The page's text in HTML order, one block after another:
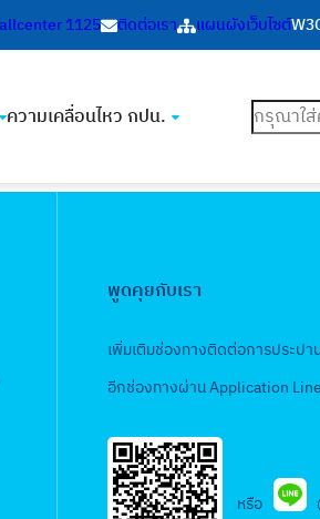
1125 ติดต่อเรา แผนผังเว็บไซต์
ความเคลื่อนไหว กปน. ค้นหา
พูดคุยกับเรา
เพิ่มเติมช่องทางติดต่อการประปา
อีกช่องทางผ่าน Application Line
หรือ